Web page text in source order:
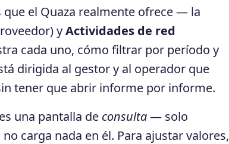
que el Quaza realmente ofrece — la
yActividades de red
cada uno, cómo filtrar por período y
dirigida al gestor y al operador que
tener que abrir informe por informe.
es una pantalla de consulta— solo
carga nada en él. Para ajustar valores,